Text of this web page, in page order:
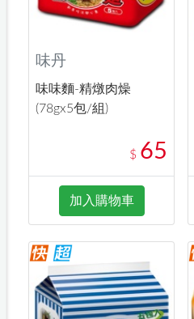
味丹
味味麵-精燉肉燥
(78gx5包/組)
$ 65
加入購物車